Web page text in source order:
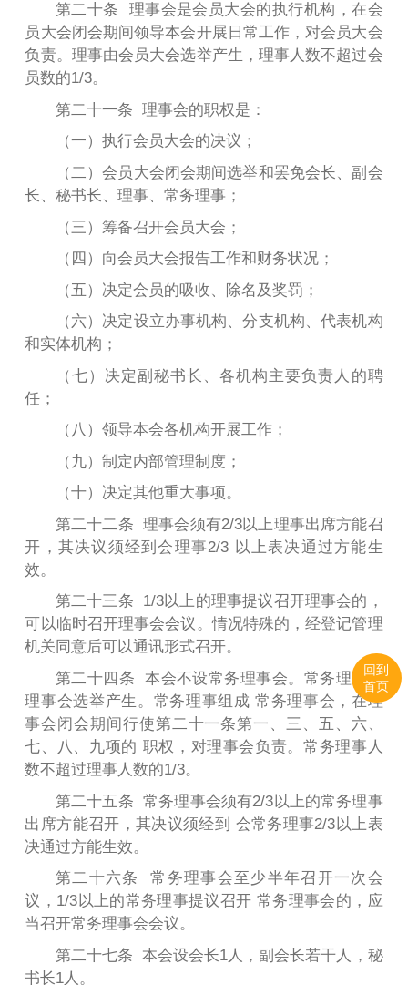
第二十条 理事会是会员大会的执行机构，在会
员大会闭会期间领导本会开展日常工作，对会员大会
负责。理事由会员大会选举产生，理事人数不超过会
员数的1/3。
第二十一条 理事会的职权是：
（一）执行会员大会的决议；
（二）会员大会闭会期间选举和罢免会长、副会
长、秘书长、理事、常务理事；
（三）筹备召开会员大会；
（四）向会员大会报告工作和财务状况；
（五）决定会员的吸收、除名及奖罚；
（六）决定设立办事机构、分支机构、代表机构
和实体机构；
（七）决定副秘书长、各机构主要负责人的聘
任；
（八）领导本会各机构开展工作；
（九）制定内部管理制度；
（十）决定其他重大事项。
第二十二条 理事会须有2/3以上理事出席方能召
开，其决议须经到会理事2/3 以上表决通过方能生
效。
第二十三条 1/3以上的理事提议召开理事会的，
可以临时召开理事会会议。情况特殊的，经登记管理
机关同意后可以通讯形式召开。
第二十四条 本会不设常务理事会。常务理事由
理事会选举产生。常务理事组成 常务理事会，在理
事会闭会期间行使第二十一条第一、三、五、六、
七、八、九项的 职权，对理事会负责。常务理事人
数不超过理事人数的1/3。
第二十五条 常务理事会须有2/3以上的常务理事
出席方能召开，其决议须经到 会常务理事2/3以上表
决通过方能生效。
第二十六条 常务理事会至少半年召开一次会
议，1/3以上的常务理事提议召开 常务理事会的，应
当召开常务理事会会议。
第二十七条 本会设会长1人，副会长若干人，秘
书长1人。
回到
首页